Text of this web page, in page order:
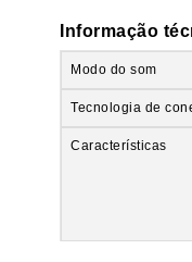
Informação
Modo do som
Tecnologia de
Características